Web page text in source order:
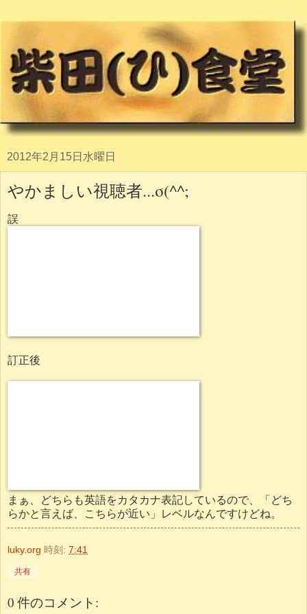
2012年2月15日水曜日
やかましい視聴者...σ(^^;
誤
訂正後
まぁ、どちらも英語をカタカナ表記しているので、「どち
らかと言えば、こちらが近い」レベルなんですけどね。
luky.org 時刻: 7:41
共有
0 件のコメント: